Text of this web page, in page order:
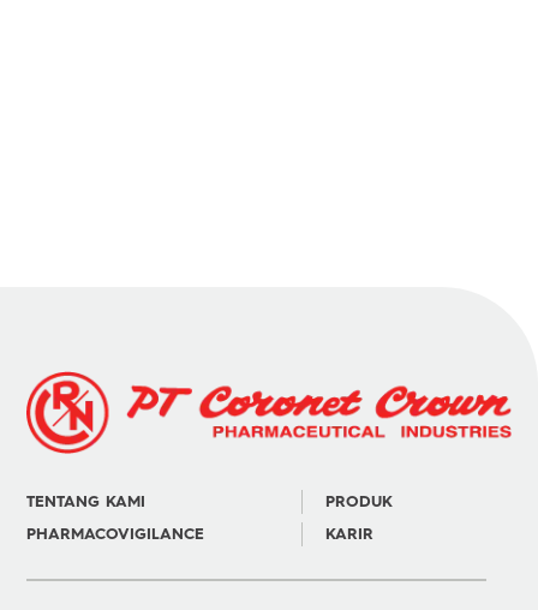
TENTANG KAMI
PRODUK
PHARMACOVIGILANCE
KARIR